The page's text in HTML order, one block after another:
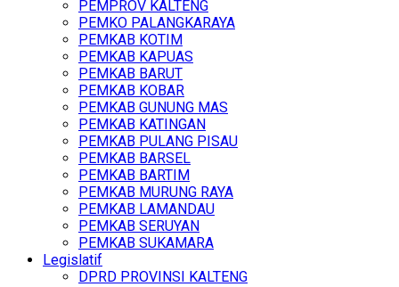
PEMPROV KALTENG
PEMKO PALANGKARAYA
PEMKAB KOTIM
PEMKAB KAPUAS
PEMKAB BARUT
PEMKAB KOBAR
PEMKAB GUNUNG MAS
PEMKAB KATINGAN
PEMKAB PULANG PISAU
PEMKAB BARSEL
PEMKAB BARTIM
PEMKAB MURUNG RAYA
PEMKAB LAMANDAU
PEMKAB SERUYAN
PEMKAB SUKAMARA
Legislatif
DPRD PROVINSI KALTENG